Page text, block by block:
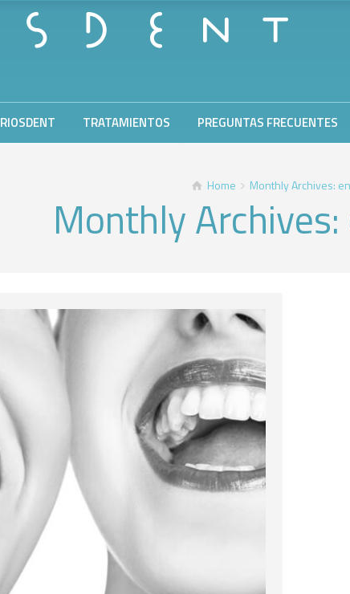
RIOSDENT TRATAMIENTOS PREGUNTAS FRECUENTES
Home Monthly Archives:
Monthly